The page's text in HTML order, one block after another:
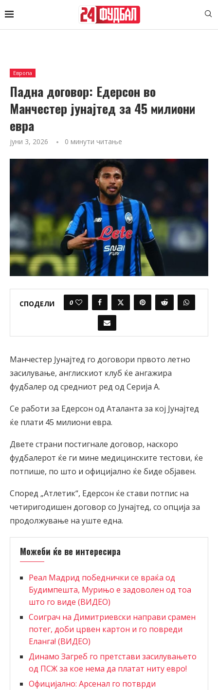
Европа
Падна договор: Едерсон во
Манчестер јунајтед за 45 милиони
евра
јуни 3, 2026 0 минути читање
СПОДЕЛИ 0
Манчестер Јунајтед го договори првото летно
засилување, англискиот клуб ќе ангажира
фудбалер од средниот ред од Серија А.
Се работи за Едерсон од Аталанта за кој Јунајтед
ќе плати 45 милиони евра.
Двете страни постигнале договор, наскоро
фудбалерот ќе ги мине медицинските тестови, ќе
потпише, по што и официјално ќе биде објавен.
Според „Атлетик“, Едерсон ќе стави потпис на
четиригодишен договор со Јунајтед, со опција за
продолжување на уште една.
Можеби ќе ве интересира
Реал Мадрид победнички се враќа од
Будимпешта, Мурињо е задоволен од тоа
што го виде (ВИДЕО)
Соиграч на Димитриевски направи срамен
потег, доби црвен картон и го повреди
Еланга! (ВИДЕО)
Динамо Загреб го претстави засилувањето
од ПСЖ за кое нема да платат ниту евро!
Официјално: Арсенал го потврди